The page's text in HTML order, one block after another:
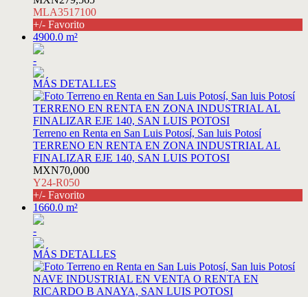
MLA3517100
+/- Favorito
4900.0 m²
-
MÁS DETALLES
Terreno en Renta en San Luis Potosí, San luis Potosí
TERRENO EN RENTA EN ZONA INDUSTRIAL AL
FINALIZAR EJE 140, SAN LUIS POTOSI
MXN70,000
Y24-R050
+/- Favorito
1660.0 m²
-
MÁS DETALLES